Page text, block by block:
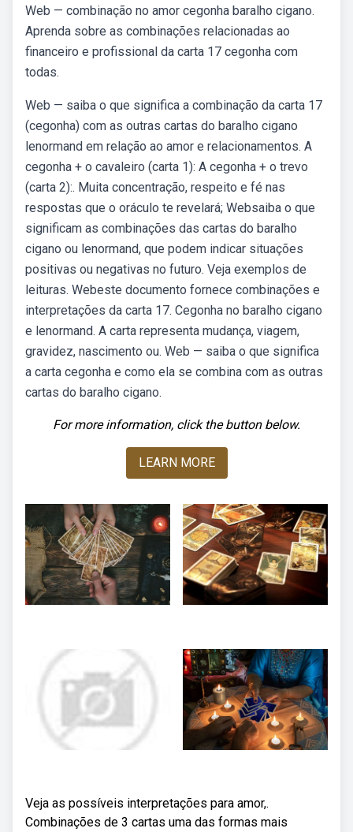
Web — combinação no amor cegonha baralho cigano.
Aprenda sobre as combinações relacionadas ao
financeiro e profissional da carta 17 cegonha com
todas.
Web — saiba o que significa a combinação da carta 17
(cegonha) com as outras cartas do baralho cigano
lenormand em relação ao amor e relacionamentos. A
cegonha + o cavaleiro (carta 1): A cegonha + o trevo
(carta 2):. Muita concentração, respeito e fé nas
respostas que o oráculo te revelará; Websaiba o que
significam as combinações das cartas do baralho
cigano ou lenormand, que podem indicar situações
positivas ou negativas no futuro. Veja exemplos de
leituras. Webeste documento fornece combinações e
interpretações da carta 17. Cegonha no baralho cigano
e lenormand. A carta representa mudança, viagem,
gravidez, nascimento ou. Web — saiba o que significa
a carta cegonha e como ela se combina com as outras
cartas do baralho cigano.
For more information, click the button below.
LEARN MORE
Veja as possíveis interpretações para amor,.
Combinações de 3 cartas uma das formas mais